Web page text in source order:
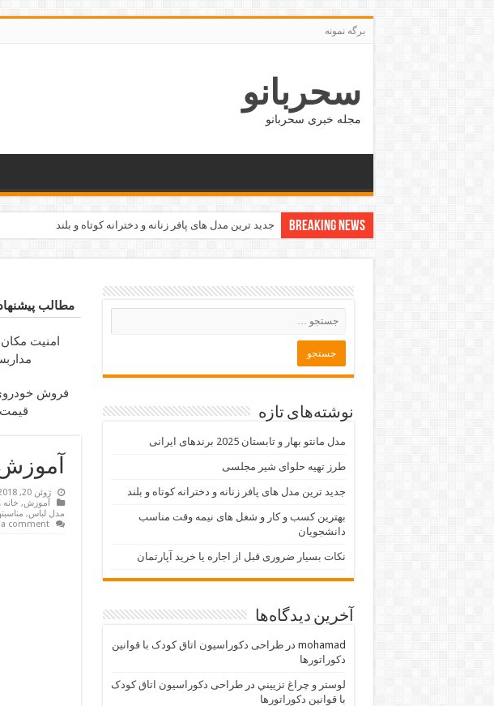
برگه نمونه
سحربانو
مجله خبری سحربانو
Breaking News جدید ترین مدل های پافر زنانه و دخترانه کوتاه و بلند
بهترین کسب و کار و شغل های نیمه وقت مناسب دانشجویان
مطالب
امنیت
فروش
قیمت
آموزش
ژوئن 20, 2018
آموزش, خانه
مدل لباس,
a comment
نوشته‌های تازه
مدل مانتو بهار و تابستان 2025 برندهای ایرانی
طرز تهیه حلوای شیر مجلسی
جدید ترین مدل های پافر زنانه و دخترانه کوتاه و بلند
بهترین کسب و کار و شغل های نیمه وقت مناسب
دانشجویان
نکات بسیار ضروری قبل از اجاره یا خرید آپارتمان
آخرین دیدگاه‌ها
mohamad درطراحی دکوراسیون اتاق کودک با قوانین
دکوراتورها
لوستر و چراغ تزييني درطراحی دکوراسیون اتاق کودک
با قوانین دکوراتورها